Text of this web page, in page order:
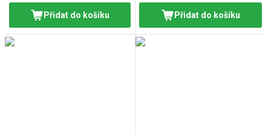
Přidat do košíku Přidat do košíku